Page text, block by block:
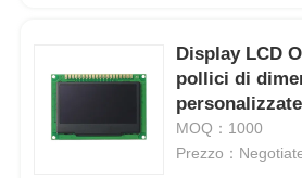
Touch screen TFT LCD
monitor LCD portatile
Display LCD
pollici di
bit 128x64 con
MOQ：1000
Prezzo：